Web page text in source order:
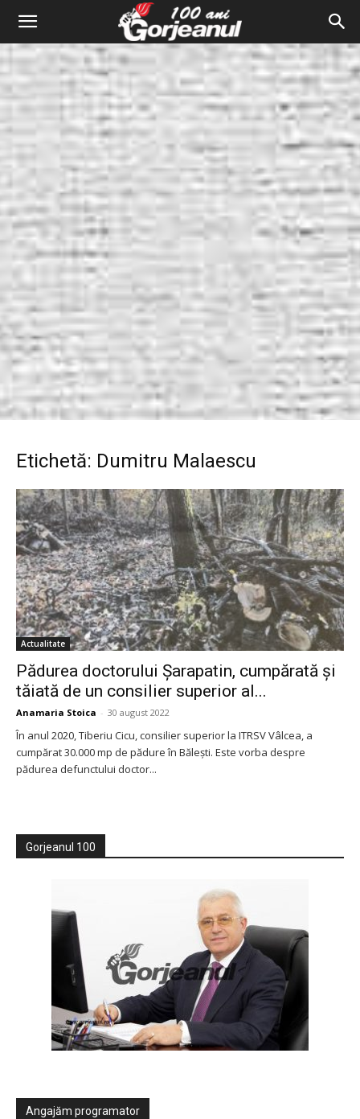
Etichetă: Dumitru Malaescu
Actualitate
Pădurea doctorului Șarapatin, cumpărată și
tăiată de un consilier superior al...
Anamaria Stoica - 30 august 2022
În anul 2020, Tiberiu Cicu, consilier superior la ITRSV Vâlcea, a
cumpărat 30.000 mp de pădure în Bălești. Este vorba despre
pădurea defunctului doctor...
Gorjeanul 100
Angajăm programator